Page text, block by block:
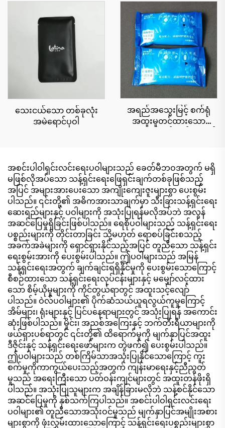
သေးငယ်သော တစ်ခုလုံး
အမဲရောင်ပုဝါ
အရည်အသွေးမြင့် စက်ရုံ
အထူးမှုတင်ထားသော
စိုစွတ်သော ပဝါများ သန့်စင်
မှုနှုန်းသည် ၉၉.၉% အထိရှိ
သည်။
အစင်းပါဝါရှင်းလင်းရေးပဝါများသည် ခေတ်မီဘဝအတွက် မရှိ
မဖြစ်လိုအပ်သော သန့်ရှင်းရေးဖြေရှင်းချက်တစ်ခုဖြစ်သည့်
အပြင် အများအားပေးသော အကျိုးကျေးဇူးများစွာ ပေးစွမ်း
ပါသည်။ ၎င်းတို့၏ အဓိကအားသာချက်မှာ သီးခြားသန့်ရှင်းရေး
ဆေးရည်များနှင့် ပဝါများကို အသုံးပြုရန်မလိုအပ်ဘဲ အလွန်
အဆင်ပြေမှုရှိခြင်းဖြစ်ပါသည်။ ရေစိုပဝါများသည် သန့်ရှင်းရေး
ပစ္စည်းများကို တိုင်းတာခြင်း သို့မဟုတ် ရောစပ်ခြင်းစသည့်
အခက်အခဲများကို ရှောင်ရှားနိုင်သည့်အပြင် တူညီသော သန့်ရှင်း
ရေးစွမ်းအားကို ပေးစွမ်းပါသည်။ ဤပဝါများသည် အမြန်
သန့်ရှင်းရေးအတွက် ချက်ချင်းရရှိနိုင်မှုကို ပေးစွမ်းသောကြောင့်
စီစဉ်ထားသော သန့်ရှင်းရေးလုပ်ငန်းများနှင့် မမျှော်လင့်ထား
သော စိမ့်ယိုမှုများကို ကိုင်တွယ်ရာတွင် အထူးသင့်လျော်
ပါသည်။ ဝဲလ်ပဝါများ၏ ပိုက်ဆံသယ်ယူရလွယ်ကူမှုကြောင့်
အိမ်များ၊ ရုံးများနှင့် ပြင်ပနေရာများတွင် အသုံးပြုရန် အကောင်း
ဆုံးဖြစ်ပါသည်။ မှိုင်း၊ အညစ်အကြေးနှင့် ဘက်တီးရီယာများကို
ဖယ်ရှားပစ်ရာတွင် ၎င်းတို့၏ ထိရောက်မှုကို မျက်နှာပြင်အထူး
ဒီဇိုင်းနှင့် သန့်ရှင်းရေးဖော်များက တွဲဖက်၍ ပေးစွမ်းပါသည်။
ဤပဝါများသည် တစ်ကြိမ်သာအသုံးပြုနိုင်သောကြောင့် ကူး
စက်မှုကိုကာကွယ်ပေးသည့်အတွက် ကျန်းမာရေးနှင့်ညီညွတ်
မှုသည် အရေးကြီးသော ပတ်ဝန်းကျင်များတွင် အထူးတန်ဖိုးရှိ
ပါသည်။ အသုံးပြုသူများက အချိန်ခြားမလိုဘဲ သန့်စင်နိုင်သော
အဆင်ပြေမှုကို နှစ်သက်ကြပါသည်။ အစင်းပါဝါရှင်းလင်းရေး
ပဝါများ၏ တူညီသောအသုံးဝင်မှုသည် မျက်နှာပြင်အမျိုးအစား
များစွာကို ဖုံးလွှမ်းထားသောကြောင့် သန့်ရှင်းရေးပစ္စည်းများစွာ